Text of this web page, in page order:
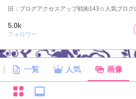
旧：ブログアクセスアップ戦術143☆人気ブログ
5.0k
フォロワー
一覧 人気 画像